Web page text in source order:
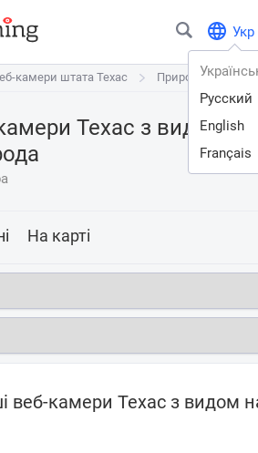
Укр
Русский
English
Français
камери штата Техас Природа
камери штата Техас
Техас з видом на
На карті
веб-камери Техас з видом